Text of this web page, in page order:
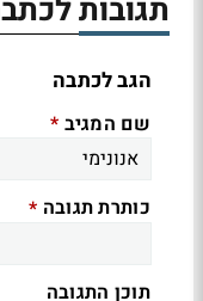
תגובות
הגב לכתבה
שם המגיב *
כותרת תגובה *
תוכן התגובה